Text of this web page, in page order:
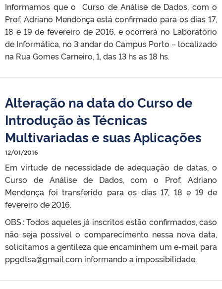
Informamos que o Curso de Análise de Dados, com o
Prof. Adriano Mendonça está confirmado para os dias 17,
18 e 19 de fevereiro de 2016, e ocorrerá no Laboratório
de Informática, no 3 andar do Campus Porto – localizado
na Rua Gomes Carneiro, 1, das 13 hs as 18 hs.
Alteração na data do Curso de
Introdução às Técnicas
Multivariadas e suas Aplicações
12/01/2016
Em virtude de necessidade de adequação de datas, o
Curso de Análise de Dados, com o Prof. Adriano
Mendonça foi transferido para os dias 17, 18 e 19 de
fevereiro de 2016.
OBS.: Todos aqueles já inscritos estão confirmados, caso
não seja possível o comparecimento nessa nova data,
solicitamos a gentileza que encaminhem um e-mail para
ppgdtsa@gmail.com informando a impossibilidade.